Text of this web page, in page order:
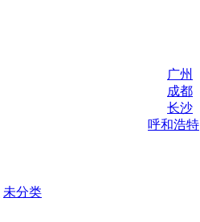
广州
成都
长沙
呼和浩特
未分类